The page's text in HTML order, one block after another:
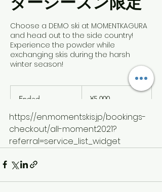
https://en.momentskis.jp/bookings-
checkout/all-moment2021?
referral=service_list_widget